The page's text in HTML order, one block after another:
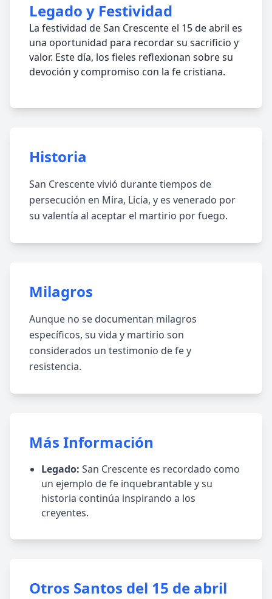
Legado y Festividad
La festividad de San Crescente el 15 de abril es
una oportunidad para recordar su sacrificio y
valor. Este día, los fieles reflexionan sobre su
devoción y compromiso con la fe cristiana.
Historia
San Crescente vivió durante tiempos de
persecución en Mira, Licia, y es venerado por
su valentía al aceptar el martirio por fuego.
Milagros
Aunque no se documentan milagros
específicos, su vida y martirio son
considerados un testimonio de fe y
resistencia.
Más Información
Legado: San Crescente es recordado como
un ejemplo de fe inquebrantable y su
historia continúa inspirando a los
creyentes.
Otros Santos del 15 de abril